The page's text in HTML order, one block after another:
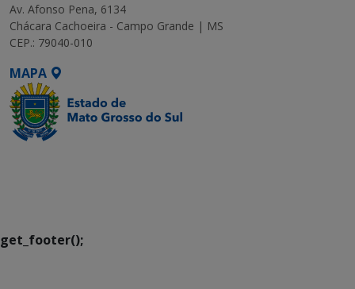
Av. Afonso Pena, 6134
Chácara Cachoeira - Campo Grande | MS
CEP.: 79040-010
MAPA
get_footer();